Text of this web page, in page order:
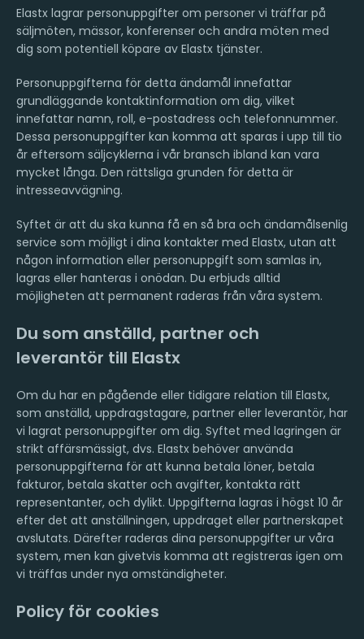
Elastx lagrar personuppgifter om personer vi träffar på
säljmöten, mässor, konferenser och andra möten med
dig som potentiell köpare av Elastx tjänster.
Personuppgifterna för detta ändamål innefattar
grundläggande kontaktinformation om dig, vilket
innefattar namn, roll, e-postadress och telefonnummer.
Dessa personuppgifter kan komma att sparas i upp till tio
år eftersom säljcyklerna i vår bransch ibland kan vara
mycket långa. Den rättsliga grunden för detta är
intresseavvägning.
Syftet är att du ska kunna få en så bra och ändamålsenlig
service som möjligt i dina kontakter med Elastx, utan att
någon information eller personuppgift som samlas in,
lagras eller hanteras i onödan. Du erbjuds alltid
möjligheten att permanent raderas från våra system.
Du som anställd, partner och
leverantör till Elastx
Om du har en pågående eller tidigare relation till Elastx,
som anställd, uppdragstagare, partner eller leverantör, har
vi lagrat personuppgifter om dig. Syftet med lagringen är
strikt affärsmässigt, dvs. Elastx behöver använda
personuppgifterna för att kunna betala löner, betala
fakturor, betala skatter och avgifter, kontakta rätt
representanter, och dylikt. Uppgifterna lagras i högst 10 år
efter det att anställningen, uppdraget eller partnerskapet
avslutats. Därefter raderas dina personuppgifter ur våra
system, men kan givetvis komma att registreras igen om
vi träffas under nya omständigheter.
Policy för cookies